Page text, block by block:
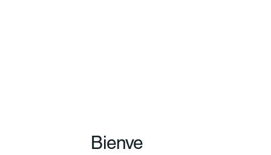
Bienve